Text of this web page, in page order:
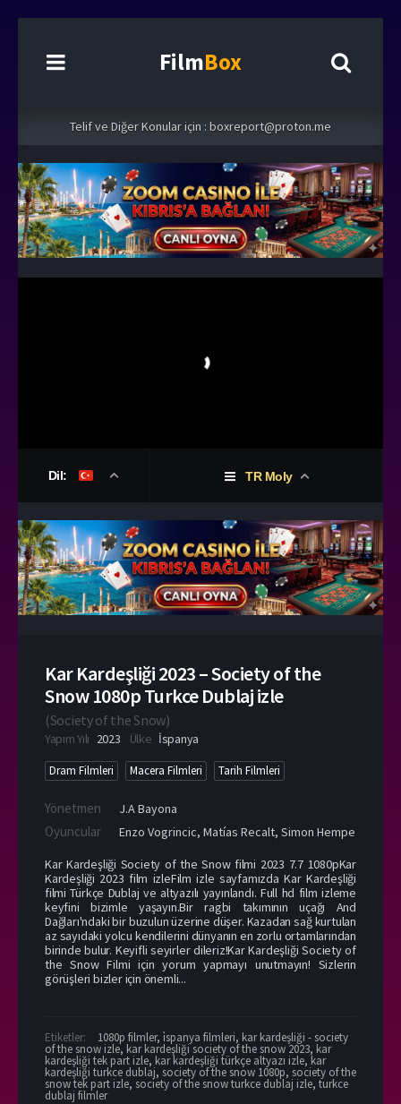
FilmBox
Telif ve Diğer Konular için : boxreport@proton.me
Dil: TR Moly
Kar Kardeşliği 2023 – Society of the
Snow 1080p Turkce Dublaj izle
(Society of the Snow)
Yapım Yılı 2023 Ülke İspanya
Dram Filmleri Macera Filmleri Tarih Filmleri
Yönetmen J.A Bayona
Oyuncular Enzo Vogrincic, Matías Recalt, Simon Hempe
Kar Kardeşliği Society of the Snow filmi 2023 7.7 1080pKar
Kardeşliği 2023 film izleFilm izle sayfamızda Kar Kardeşliği
filmi Türkçe Dublaj ve altyazılı yayınlandı. Full hd film izleme
keyfini bizimle yaşayın.Bir ragbi takımının uçağı And
Dağları'ndaki bir buzulun üzerine düşer. Kazadan sağ kurtulan
az sayıdaki yolcu kendilerini dünyanın en zorlu ortamlarından
birinde bulur. Keyifli seyirler dileriz!Kar Kardeşliği Society of
the Snow Filmi için yorum yapmayı unutmayın! Sizlerin
görüşleri bizler için önemli...
Etiketler: 1080p filmler, i̇spanya filmleri, kar kardeşliği - society
of the snow izle, kar kardeşliği society of the snow 2023, kar
kardeşliği tek part izle, kar kardeşliği türkçe altyazı izle, kar
kardeşliği turkce dublaj, society of the snow 1080p, society of the
snow tek part izle, society of the snow turkce dublaj izle, turkce
dublaj filmler